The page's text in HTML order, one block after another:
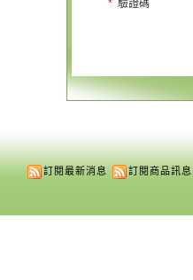
*驗證碼
訂閱最新消息 訂閱商品訊息